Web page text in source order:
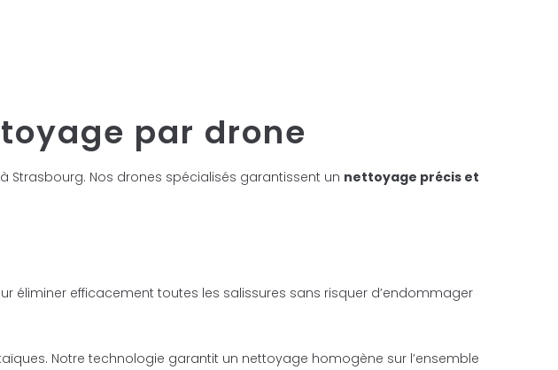
par drone
Strasbourg. Nos drones spécialisés garantissent un nettoyage précis et
éliminer efficacement toutes les salissures sans risquer d’endommager
Notre technologie garantit un nettoyage homogène sur l’ensemble